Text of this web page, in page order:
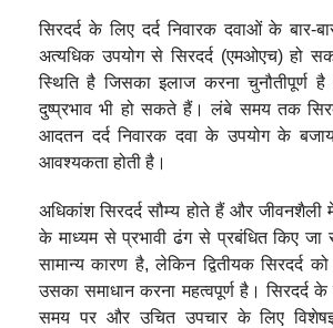
सिरदर्द के लिए दर्द निवारक दवाओं के बार-
अत्यधिक उपयोग से सिरदर्द (एमओएच) हो
स्थिति है जिसका इलाज करना चुनौतीपूर्ण
दुष्प्रभाव भी हो सकते हैं। लंबे समय तक
आदतन दर्द निवारक दवा के उपयोग के
आवश्यकता होती है।
अधिकांश सिरदर्द सौम्य होते हैं और
के माध्यम से प्रभावी ढंग से प्रबंधित किए
सामान्य कारण है, लेकिन द्वितीयक सिरदर्द
उसका समाधान करना महत्वपूर्ण है। सिरदर्द
समय पर और उचित उपचार के लिए